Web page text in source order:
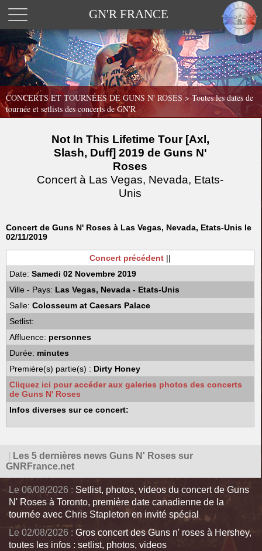
GN'R FRANCE
CONCERTS ET TOURNÉES DE GUNS N' ROSES > Toutes les dates de
tournée et setlists des concerts de GN'R
Not In This Lifetime Tour [Axl,
Slash, Duff] 2019 de Guns N'
Roses
Concert à Las Vegas, Nevada, Etats-
Unis
Concert de Guns N' Roses à Las Vegas, Nevada, Etats-Unis le
02/11/2019
Concert précédent ||
Date:Samedi 02 Novembre 2019
Ville - Pays: Las Vegas, Nevada - Etats-Unis
Salle:Colosseum at Caesars Palace
Setlist:
Affluence: personnes
Durée: minutes
Première(s) partie(s) : Dirty Honey
Cliquez ici pour accéder aux galeries photos des concerts
de Guns N' Roses
Infos diverses sur ce concert:
Les 5 dernières news Guns N' Roses sur
GNRFrance.net
Le 06/08/2026 : Setlist, photos, videos du concert de Guns
N' Roses à Toronto, première date canadienne de la
tournée avec Chris Stapleton en invité spécial
Le 02/08/2026 : Gros concert des Guns n' roses à Hershey,
toutes les infos : setlist, photos, videos